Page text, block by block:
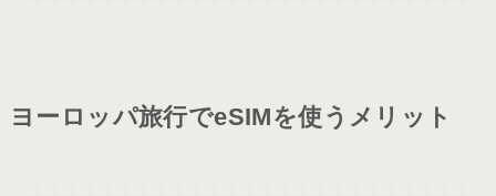
ヨーロッパ旅行でeSIMを使うメリット